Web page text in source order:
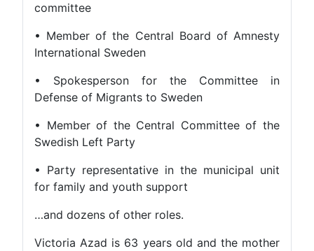
committee
• Member of the Central Board of Amnesty
International Sweden
• Spokesperson for the Committee in
Defense of Migrants to Sweden
• Member of the Central Committee of the
Swedish Left Party
• Party representative in the municipal unit
for family and youth support
…and dozens of other roles.
Victoria Azad is 63 years old and the mother